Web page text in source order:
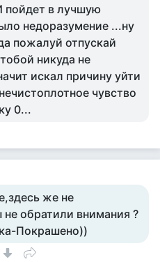
в лучшую
недоразумение ...ну
пожалуй отпускай
никуда не
искал причину уйти
чувство
0...
же не
обратили внимания ?
Покрашено))